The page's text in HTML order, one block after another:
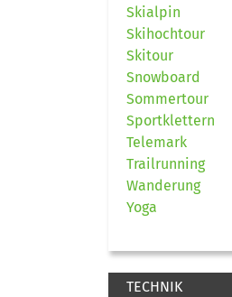
Skialpin
Skihochtour
Skitour
Snowboard
Sommertour
Sportklettern
Telemark
Trailrunning
Wanderung
Yoga
TECHNIK